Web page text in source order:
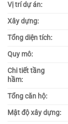
Vị trí dự án:
Xây dựng:
Tổng diện tích:
Quy mô:
Chi tiết tầng
hầm:
Tổng căn hộ:
Mật độ xây dựng: